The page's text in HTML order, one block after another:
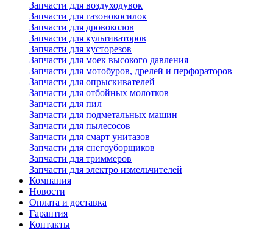
Запчасти для воздуходувок
Запчасти для газонокосилок
Запчасти для дровоколов
Запчасти для культиваторов
Запчасти для кусторезов
Запчасти для моек высокого давления
Запчасти для мотобуров, дрелей и перфораторов
Запчасти для опрыскивателей
Запчасти для отбойных молотков
Запчасти для пил
Запчасти для подметальных машин
Запчасти для пылесосов
Запчасти для смарт унитазов
Запчасти для снегоуборщиков
Запчасти для триммеров
Запчасти для электро измельчителей
Компания
Новости
Оплата и доставка
Гарантия
Контакты